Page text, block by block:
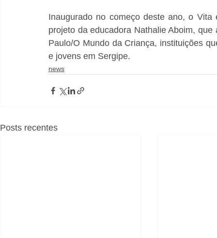
Inaugurado no começo deste ano, o
projeto da educadora Nathalie Aboim,
Paulo/O Mundo da Criança, instituições
e jovens em Sergipe.
news
Posts recentes